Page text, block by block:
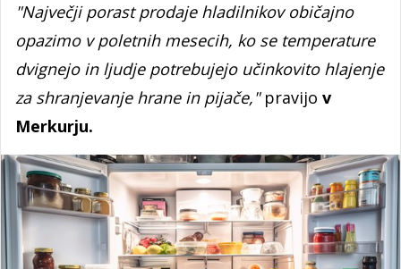
"Največji porast prodaje hladilnikov običajno
opazimo v poletnih mesecih, ko se temperature
dvignejo in ljudje potrebujejo učinkovito hlajenje
za shranjevanje hrane in pijače,"pravijo v
Merkurju.